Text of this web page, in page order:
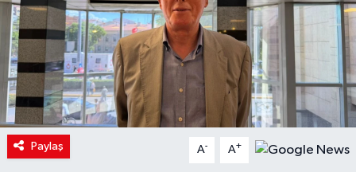
Paylaş A- A+